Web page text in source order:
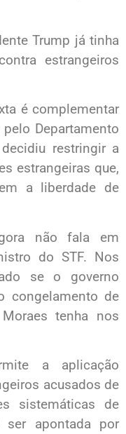
Trump já tinha
estrangeiros
é complementar
Departamento
restringir a
estrangeiras que,
a liberdade de
não fala em
do STF. Nos
se o governo
congelamento de
tenha nos
a aplicação
acusados de
sistemáticas de
ser apontada por